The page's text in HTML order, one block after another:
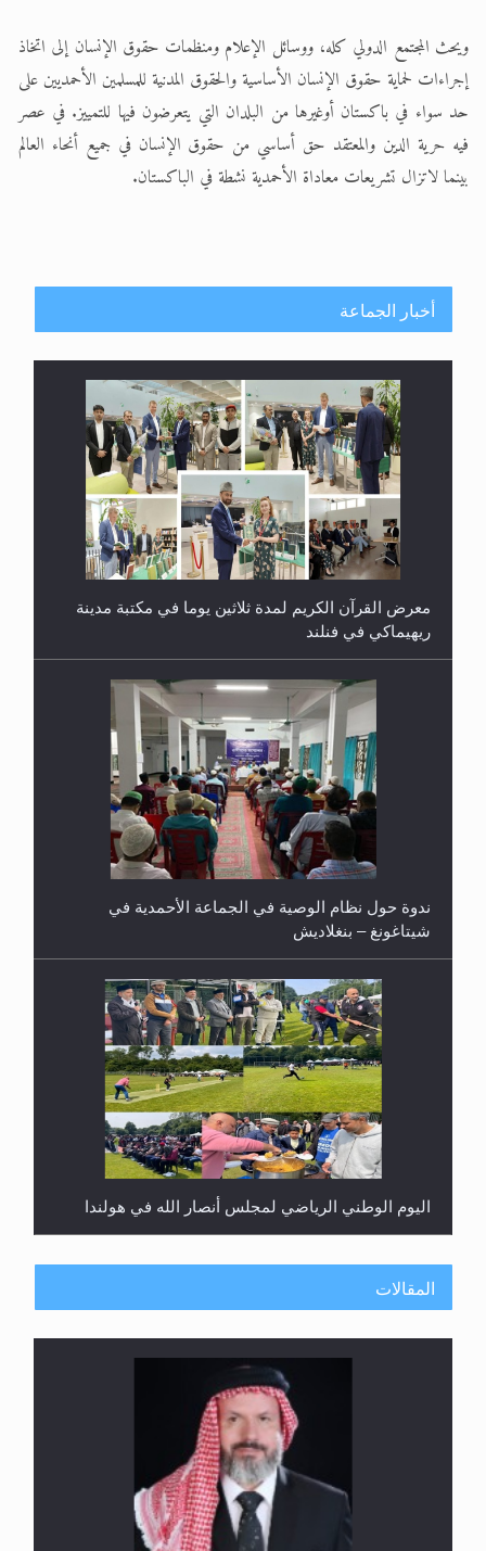
ويحث المجتمع الدولي كله، ووسائل الإعلام ومنظمات حقوق الإنسان إلى اتخاذ
إجراءات لحماية حقوق الإنسان الأساسية والحقوق المدنية للمسلمين الأحمديين على
حد سواء في باكستان أوغيرها من البلدان التي يتعرضون فيها للتمييز. في عصر
فيه حرية الدين والمعتقد حق أساسي من حقوق الإنسان في جميع أنحاء العالم
بينما لاتزال تشريعات معاداة الأحمدية نشطة في الباكستان.
أخبار الجماعة
معرض القرآن الكريم لمدة ثلاثين يوما في مكتبة مدينة
ريهيماكي في فنلند
ندوة حول نظام الوصية في الجماعة الأحمدية في
شيتاغونغ – بنغلاديش
اليوم الوطني الرياضي لمجلس أنصار الله في هولندا
إتمام حفظ القرآن الكريم لثلاثة طلاب من مدرسة الحفظ
المقالات